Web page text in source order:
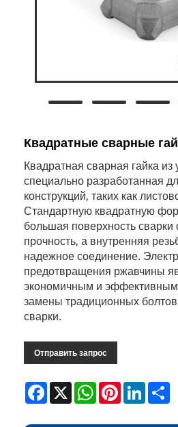
Квадратные сварные
Квадратная сварная гайка из
специально разработанная
конструкций, таких как
Стандартную квадратную
большая поверхность сварки
прочность, а внутренняя
надежное соединение.
предотвращения ржавчины
экономичным и
замены традиционных
сварки.
Отправить запрос
Facebook
X WhatsAppPinterestLinkedIn